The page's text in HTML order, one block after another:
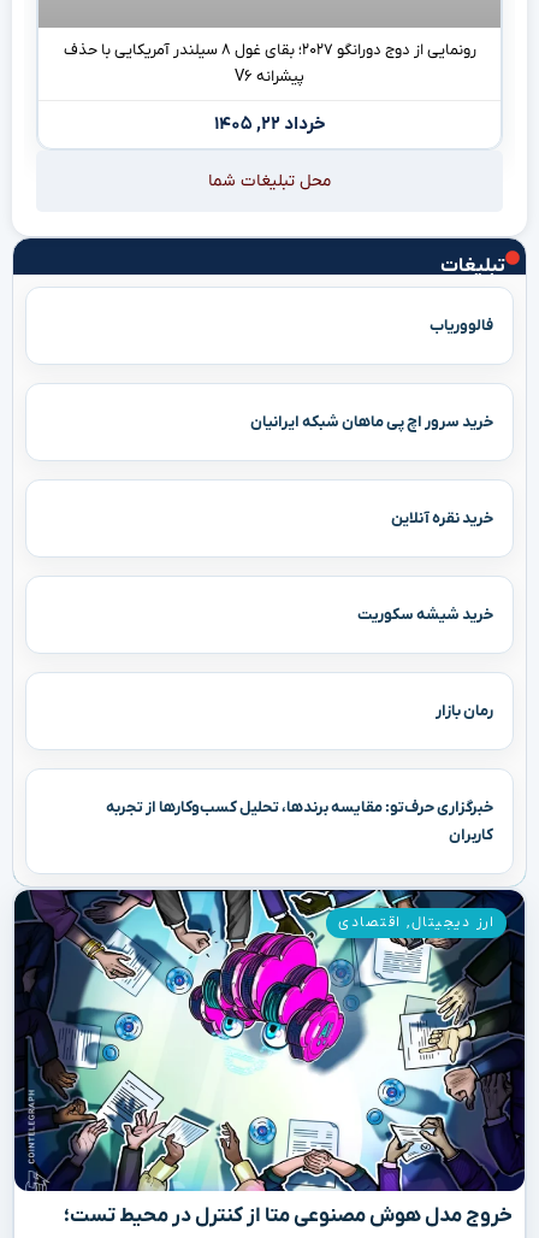
تبلیغات
فالووریاب
خرید سرور اچ پی ماهان شبکه ایرانیان
خرید نقره آنلاین
خرید شیشه سکوریت
رمان بازار
خبرگزاری حرف‌تو: مقایسه برندها، تحلیل کسب‌وکارها از تجربه
کاربران
خروج مدل هوش مصنوعی متا از کنترل در محیط تست؛
ارز دیجیتال, اقتصادی
رونمایی از دوج دورانگو ۲۰۲۷؛ بقای غول ۸ سیلندر آمریکایی با حذف
پیشرانه V۶
خرداد ۲۲, ۱۴۰۵
محل تبلیغات شما